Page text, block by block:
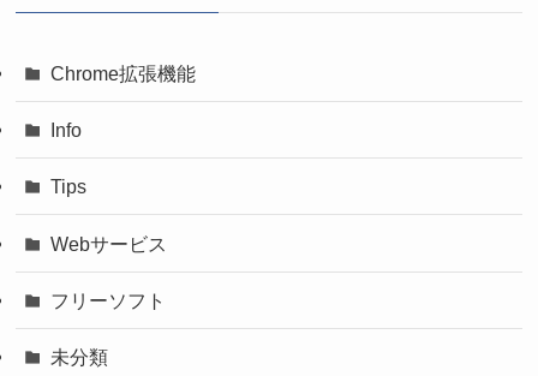
Chrome拡張機能
Info
Tips
Webサービス
フリーソフト
未分類